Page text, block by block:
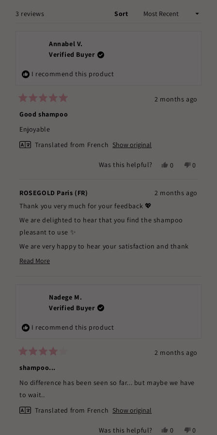
WINDOW)
3 reviews Sort
Annabel V.
Verified Buyer
I recommend this product
5
of
5
stars
2 months ago
Good shampoo
Enjoyable
Translated from French Show original
Was this helpful?
Yes,
from
Annabel
was
helpful.
0
yes
No,
from
Annabel
0
no
ROSEGOLD Paris (FR)
2 months ago
Thank you very much for your feedback 💖
We are delighted to hear that you find the shampoo
pleasant to use ✨
We are very happy to hear your satisfaction and thank
you for your trust.
Read More
review
Nadege M.
Verified Buyer
I recommend this product
4
out
of
5
stars
2 months ago
shampoo...
No difference has been seen so far... but maybe we have
to wait..
Translated from French Show original
Was this helpful?
Yes,
0
No,
0
Loading...